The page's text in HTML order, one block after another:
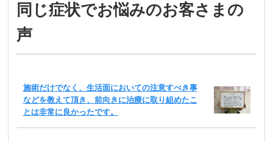
同じ症状でお悩みのお客さまの
声
施術だけでなく、生活面においての注意すべき事
などを教えて頂き、前向きに治療に取り組めたこ
とは非常に良かったです。